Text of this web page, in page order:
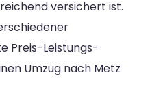
versichert ist.
Preis-Leistungs-
Umzug nach Metz